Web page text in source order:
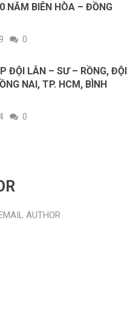
NĂM BIÊN HÒA – ĐỒNG
0
ĐỘI LÂN – SƯ – RỒNG, ĐỘI
NAI, TP. HCM, BÌNH
0
AUTHOR